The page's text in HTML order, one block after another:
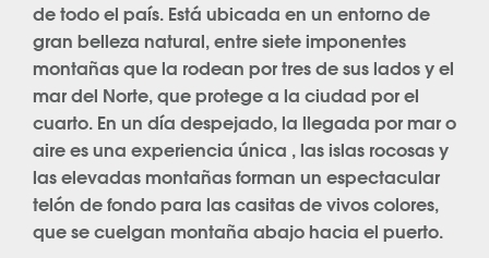
de todo el país. Está ubicada en un entorno de
gran belleza natural, entre siete imponentes
montañas que la rodean por tres de sus lados y el
mar del Norte, que protege a la ciudad por el
cuarto. En un día despejado, la llegada por mar o
aire es una experiencia única , las islas rocosas y
las elevadas montañas forman un espectacular
telón de fondo para las casitas de vivos colores,
que se cuelgan montaña abajo hacia el puerto.